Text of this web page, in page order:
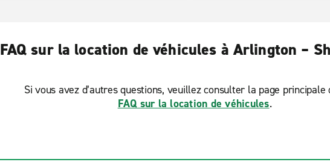
FAQ sur la location de véhicules à Arlington –
Si vous avez d’autres questions, veuillez consulter la page principale
FAQ sur la location de véhicules.